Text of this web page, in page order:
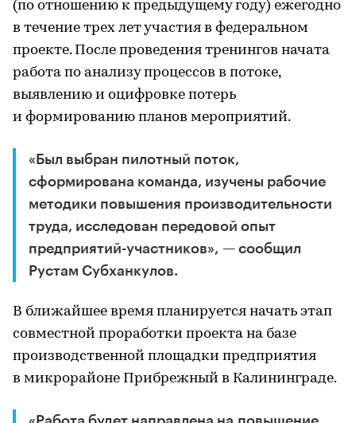
(по отношению к предыдущему году) ежегодно
в течение трех лет участия в федеральном
проекте. После проведения тренингов начата
работа по анализу процессов в потоке,
выявлению и оцифровке потерь
и формированию планов мероприятий.
«Был выбран пилотный поток,
сформирована команда, изучены рабочие
методики повышения производительности
труда, исследован передовой опыт
предприятий-участников», — сообщил
Рустам Субханкулов.
В ближайшее время планируется начать этап
совместной проработки проекта на базе
производственной площадки предприятия
в микрорайоне Прибрежный в Калининграде.